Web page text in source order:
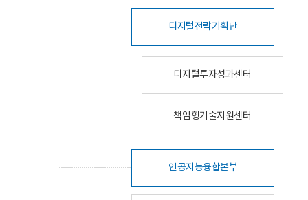
디지털전략기획단
디지털투자성과센터
책임형기술지원센터
인공지능융합본부